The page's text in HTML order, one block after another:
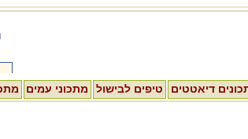
דיאטטים טיפים לבישול מתכוני עמים